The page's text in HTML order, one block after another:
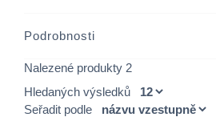
Podrobnosti
Nalezené produkty 2
Hledaných výsledků
Seřadit podle